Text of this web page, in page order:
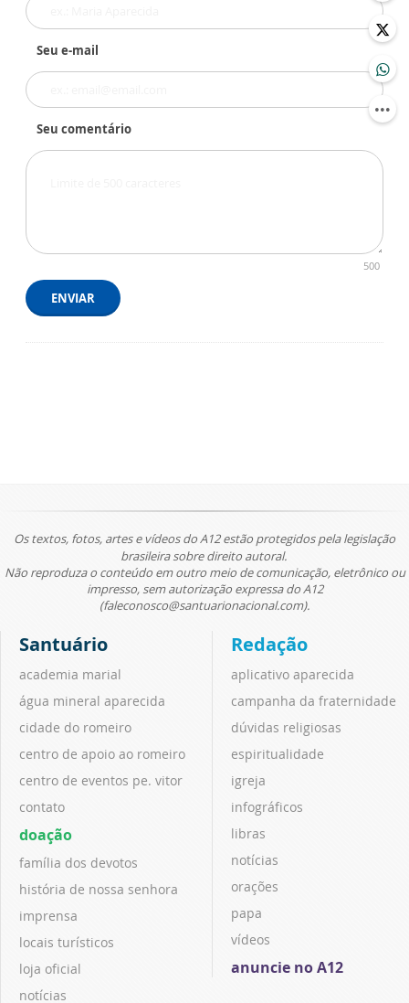
Seu e-mail
Seu comentário
500
ENVIAR
Os textos, fotos, artes e vídeos do A12 estão protegidos pela legislação
brasileira sobre direito autoral.
Não reproduza o conteúdo em outro meio de comunicação, eletrônico ou
impresso, sem autorização expressa do A12
(faleconosco@santuarionacional.com).
Santuário
academia marial
água mineral aparecida
cidade do romeiro
centro de apoio ao romeiro
centro de eventos pe. vitor
contato
doação
família dos devotos
história de nossa senhora
imprensa
locais turísticos
loja oficial
notícias
Redação
aplicativo aparecida
campanha da fraternidade
dúvidas religiosas
espiritualidade
igreja
infográficos
libras
notícias
orações
papa
vídeos
anuncie no A12